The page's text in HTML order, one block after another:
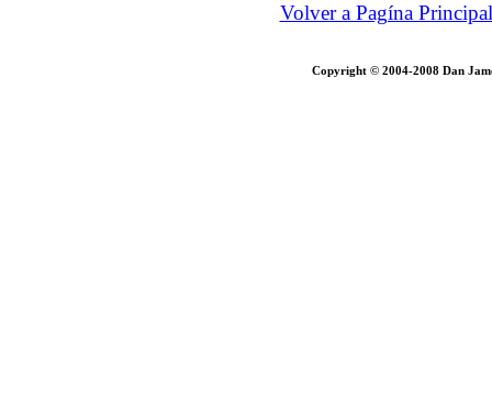
Volver a Pagína Principal
Copyright© 2004-2008 Dan